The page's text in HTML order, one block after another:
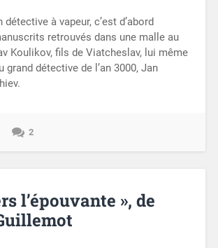
détective à vapeur, c’est d’abord
retrouvés dans une malle au
Koulikov, fils de Viatcheslav, lui même
grand détective de l’an 3000, Jan
2
l’épouvante », de